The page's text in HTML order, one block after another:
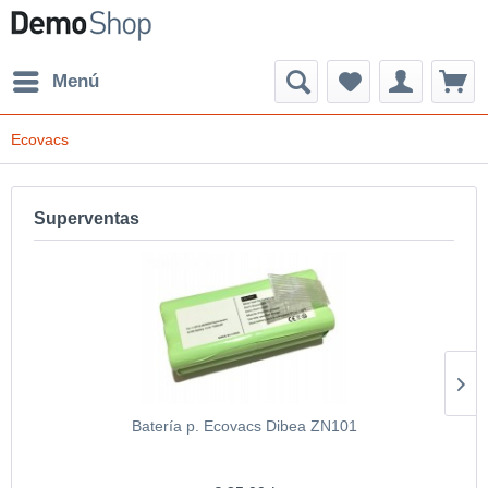
Menú
Ecovacs
Superventas
Batería p. Ecovacs Dibea ZN101